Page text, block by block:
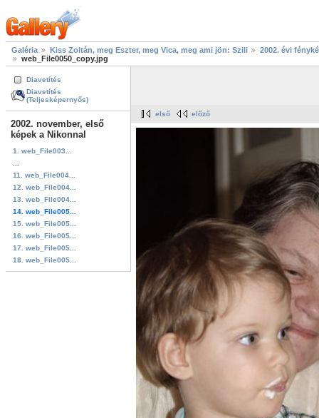
Galéria Kiss Zoltán, meg Eszter, meg Vica, meg ami jön: Szili
2002. évi
web_File0050_copy.jpg
Diavetítés
Diavetítés
(Teljesképernyős)
2002. november, első
képek a Nikonnal
1. web_File003...
11. web_File004...
12. web_File004...
13. web_File004...
14. web_File005...
15. web_File005...
16. web_File005...
17. web_File005...
18. web_File005...
első előző